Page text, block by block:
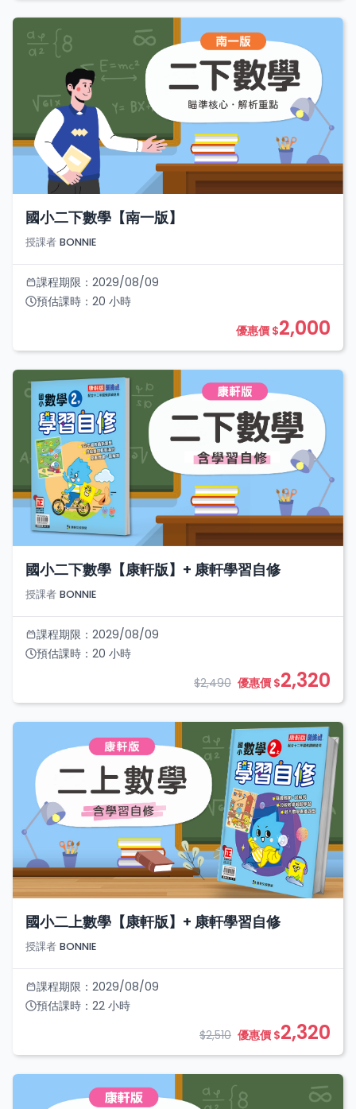
國小二下數學【南一版】
授課者 BONNIE
課程期限： 2029/08/09
預估課時： 20 小時
優惠價 $2,000
國小二下數學【康軒版】+ 康軒學習自修
授課者 BONNIE
課程期限： 2029/08/09
預估課時： 20 小時
$2,490 優惠價 $2,320
國小二上數學【康軒版】+ 康軒學習自修
授課者 BONNIE
課程期限： 2029/08/09
預估課時： 22 小時
$2,510 優惠價 $2,320